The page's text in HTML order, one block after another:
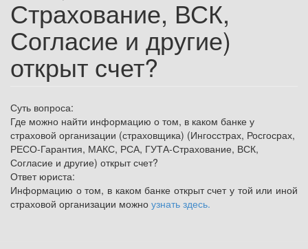
Страхование, ВСК,
Согласие и другие)
открыт счет?
Суть вопроса:
Где можно найти информацию о том, в каком банке у
страховой организации (страховщика) (Ингосстрах, Росгосрах,
РЕСО-Гарантия, МАКС, РСА, ГУТА-Страхование, ВСК,
Согласие и другие) открыт счет?
Ответ юриста:
Информацию о том, в каком банке открыт счет у той или иной
страховой организации можно узнать здесь.